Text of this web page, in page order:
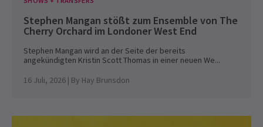
Stephen Mangan stößt zum Ensemble von The
Cherry Orchard im Londoner West End
Stephen Mangan wird an der Seite der bereits
angekündigten Kristin Scott Thomas in einer neuen We...
16 Juli, 2026 | By Hay Brunsdon